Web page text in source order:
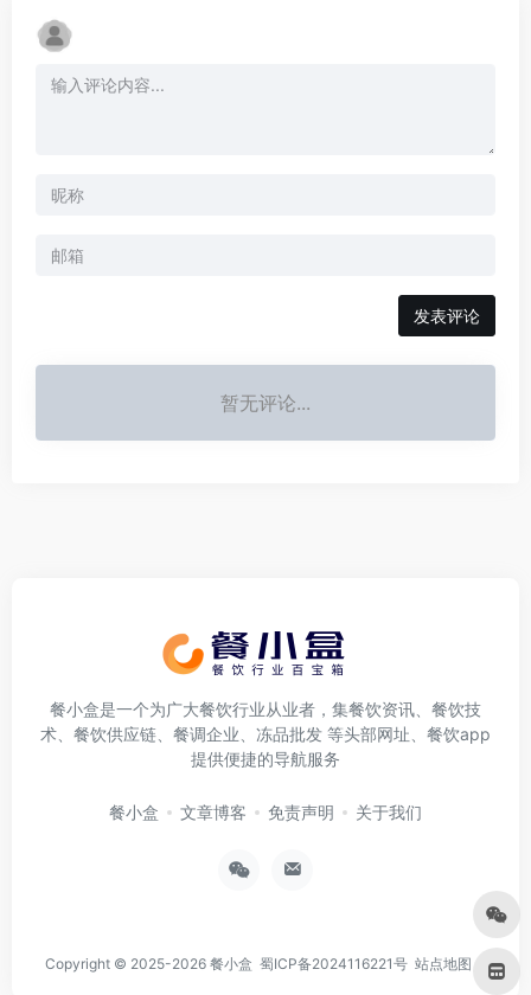
发表评论
暂无评论...
餐小盒是一个为广大餐饮行业从业者，集餐饮资讯、餐饮技
术、餐饮供应链、餐调企业、冻品批发 等头部网址、餐饮app
提供便捷的导航服务
餐小盒 文章博客 免责声明 关于我们
Copyright © 2025-2026 餐小盒 蜀ICP备2024116221号 站点地图